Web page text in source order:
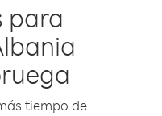
para
tiempo de